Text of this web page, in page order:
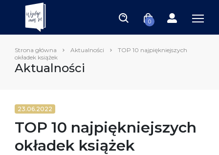
0
Strona główna Aktualności
TOP 10 najpiękniejszych
okładek książek
Aktualności
23.06.2022
TOP 10 najpiękniejszych
okładek książek